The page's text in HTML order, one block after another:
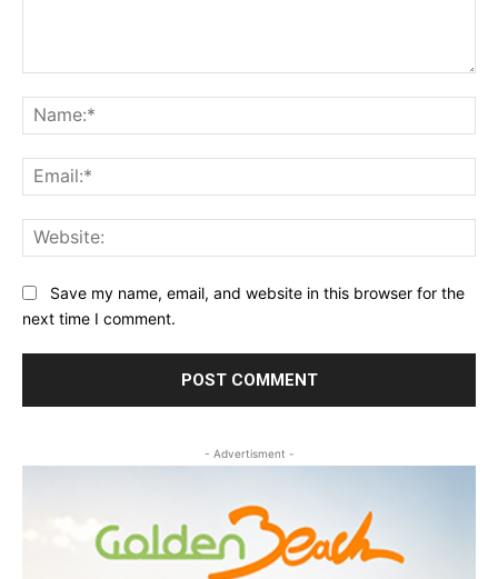
Save my name, email, and website in this browser for the
next time I comment.
- Advertisment -